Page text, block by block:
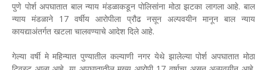
पुणे पोर्श अपघातात बाल न्याय मंडळाकडून पोलिसांना मोठा झटका लागला आहे. बाल
न्याय मंडळाने 17 वर्षीय आरोपीला प्रौढ नसून अल्पवयीन मानून बाल न्याय
कायद्याअंतर्गत खटला चालवण्याचे आदेश दिले आहे.
गेल्या वर्षी मे महिन्यात पुण्यातील कल्याणी नगर येथे झालेल्या पोर्श अपघातात मोठा